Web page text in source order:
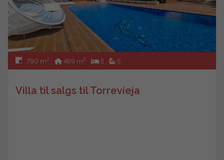
790 m2 469 m2 5 5
Villa til salgs til Torrevieja